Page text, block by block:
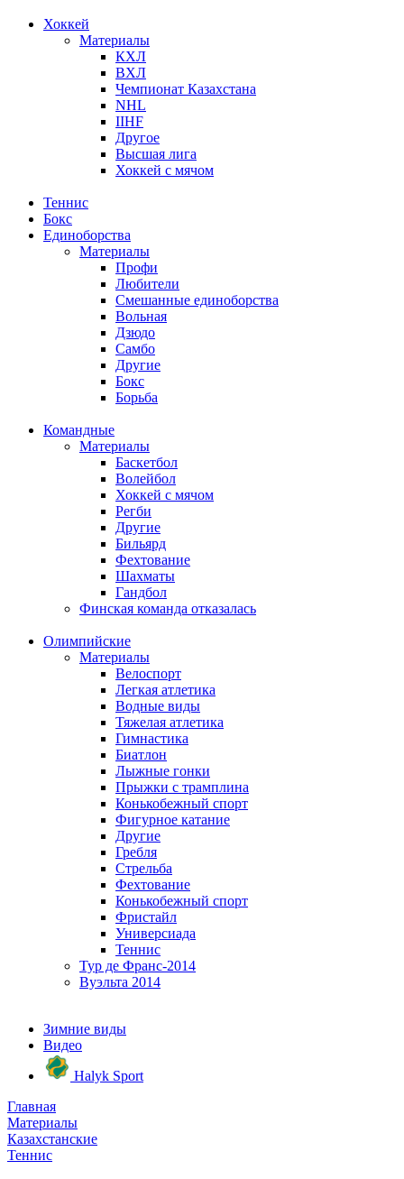
Хоккей
Материалы
КХЛ
ВХЛ
Чемпионат Казахстана
NHL
IIHF
Другое
Высшая лига
Хоккей с мячом
Теннис
Бокс
Единоборства
Материалы
Профи
Любители
Смешанные единоборства
Вольная
Дзюдо
Самбо
Другие
Бокс
Борьба
Командные
Материалы
Баскетбол
Волейбол
Хоккей с мячом
Регби
Другие
Бильярд
Фехтование
Шахматы
Гандбол
Финская команда отказалась
Олимпийские
Материалы
Велоспорт
Легкая атлетика
Водные виды
Тяжелая атлетика
Гимнастика
Биатлон
Лыжные гонки
Прыжки с трамплина
Конькобежный спорт
Фигурное катание
Другие
Гребля
Стрельба
Фехтование
Конькобежный спорт
Фристайл
Универсиада
Теннис
Тур де Франс-2014
Вуэльта 2014
Зимние виды
Видео
Halyk Sport
Главная
Материалы
Казахстанские
Теннис